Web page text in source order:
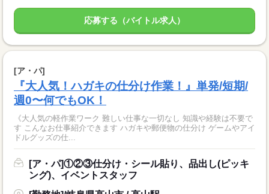
応募する（バイトル求人）
[ア・パ]
『大人気！ハガキの仕分け作業！』単発/短期/
週0〜何でもOK！
《大人気の軽作業ワーク 難しい仕事な一切なし 知識や経験は不要で
す こんなお仕事紹介できます ハガキや郵便物の仕分け ゲームやアイ
ドルグッズの仕...
[ア・パ]①②③仕分け・シール貼り、品出し(ピッキ
ング)、イベントスタッフ